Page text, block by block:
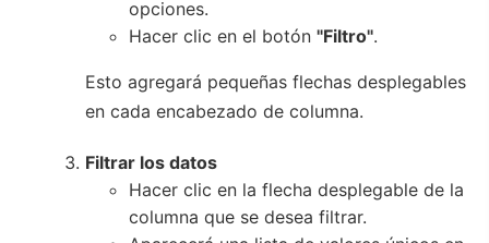
opciones.
Hacer clic en el botón "Filtro".
Esto agregará pequeñas flechas desplegables
en cada encabezado de columna.
Filtrar los datos
Hacer clic en la flecha desplegable de la
columna que se desea filtrar.